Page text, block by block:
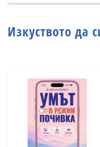
Изкуството да